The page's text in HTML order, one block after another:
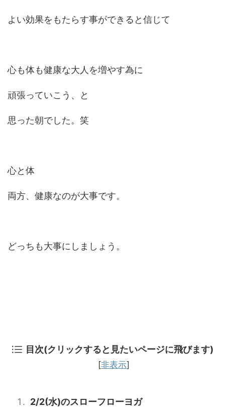
よい効果をもたらす事ができると信じて
心も体も健康な大人を増やす為に
頑張っていこう、と
思った朝でした。笑
心と体
両方、健康なのが大事です。
どっちも大事にしましょう。
目次(クリックすると見たいページに飛びます)
[非表示]
2/2(水)のスローフローヨガ